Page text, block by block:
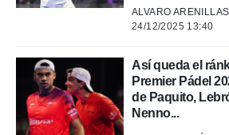
ALVARO ARENILLAS
24/12/2025 13:40
Así queda el
Premier Pádel
de Paquito,
Nenno...